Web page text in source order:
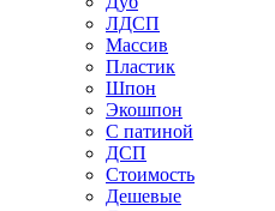
ЛДСП
Массив
Пластик
Шпон
Экошпон
С патиной
ДСП
Стоимость
Дешевые